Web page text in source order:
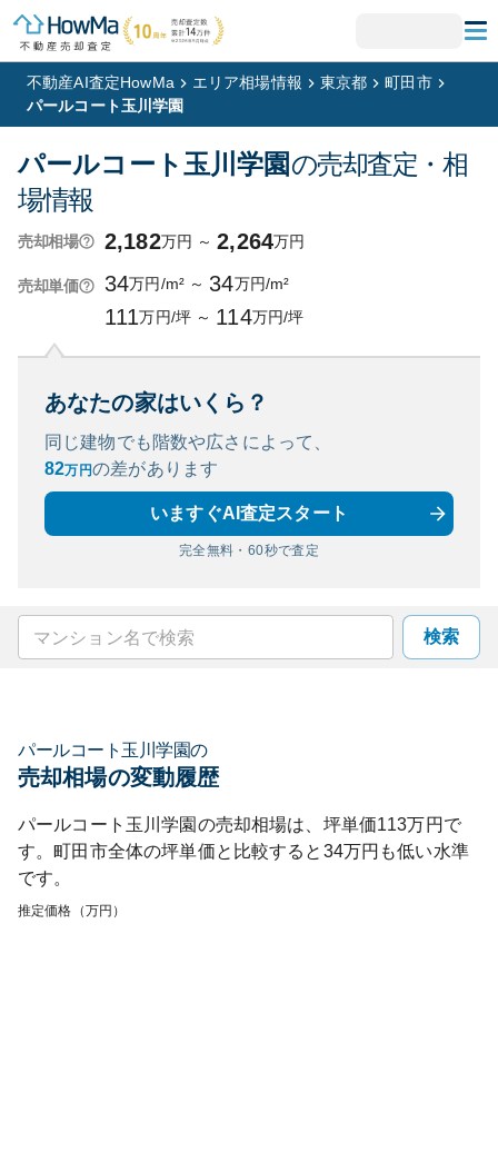
不動産AI査定HowMa エリア相場情報 東京都
町田市
パールコート玉川学園
パールコート玉川学園の売却査定・相
場情報
売却相場 2,182万円 ～ 2,264万円
売却単価 34万円/m² ～ 34万円/m²
111万円/坪 ～ 114万円/坪
あなたの家はいくら？
同じ建物でも階数や広さによって、
82万円の差があります
いますぐAI査定スタート
完全無料・60秒で査定
検索
パールコート玉川学園の
売却相場の変動履歴
パールコート玉川学園 の売却相場は、坪単価113万円で
す。町田市全体の坪単価と比較すると 34万円も低い水準
です。
推定価格（万円）